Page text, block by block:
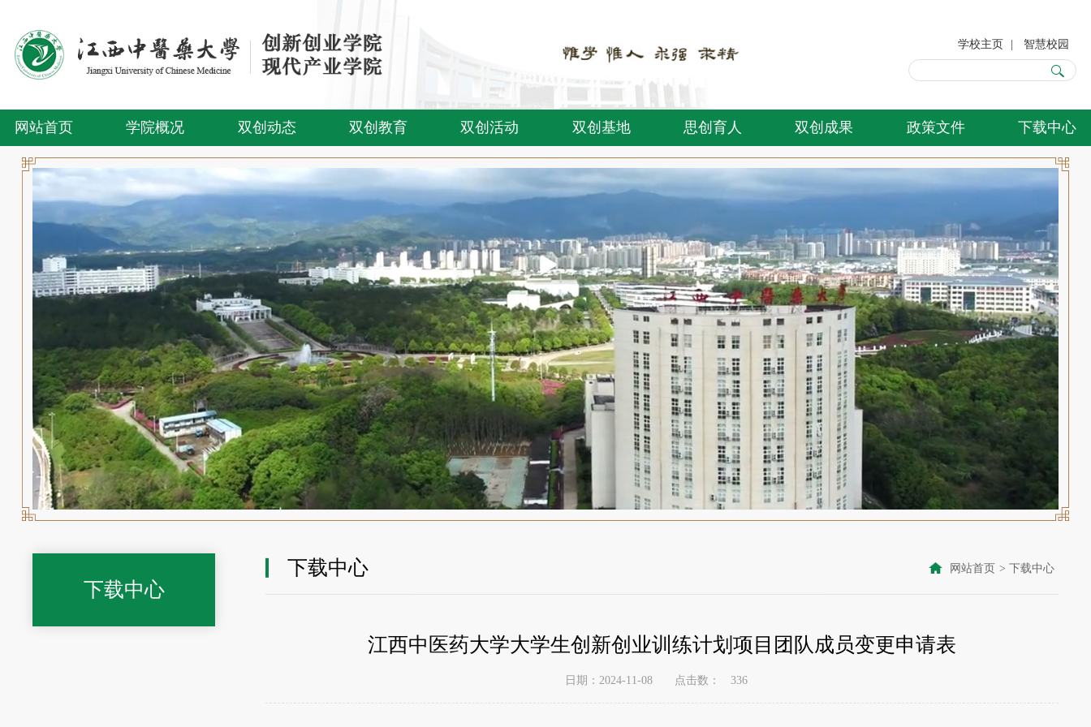
学校主页 | 智慧校园
网站首页 学院概况 双创动态 双创教育 双创活动 双创基地 思创育人 双创成果 政策文件 下载中心
下载中心
下载中心 网站首页 > 下载中心
江西中医药大学大学生创新创业训练计划项目团队成员变更申请表
日期：2024-11-08 点击数： 336